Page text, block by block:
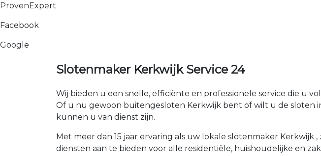
ProvenExpert
Facebook
Google
Slotenmaker Kerkwijk Service 24
Wij bieden u een snelle, efficiënte en professionele service die u
Of u nu gewoon buitengesloten Kerkwijk bent of wilt u de sloten
kunnen u van dienst zijn.
Met meer dan 15 jaar ervaring als uw lokale slotenmaker
diensten aan te bieden voor alle residentiële, huishoudelijke en